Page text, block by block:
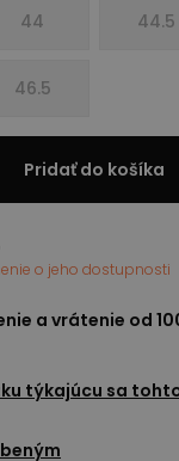
44 44.5
46.5
Pridať do košíka
o jeho dostupnosti
a vrátenie od
týkajúcu sa